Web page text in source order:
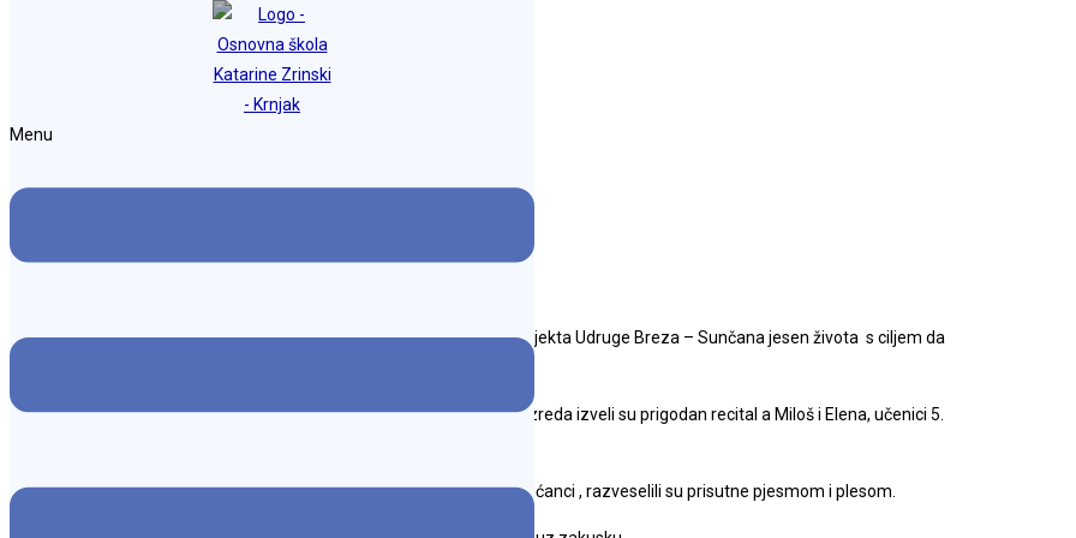
Osnovna škola Katarine Zrinski Krnjak
Menu
U petak. 03. listopada, učenici naše škole, sudjelovali su u provedbi projekta Udruge Breza – Sunčana jesen života s ciljem da
Nakon pozdravnog govora učenice 7. razreda Helene, učenici 3. i 4. razreda izveli su prigodan recital a Miloš i Elena, učenici 5.
Učenici, članovi B2 aktivnosti – folklor SKD Prosvjete kao i najmlađi vrtićanci , razveselili su prisutne pjesmom i plesom.